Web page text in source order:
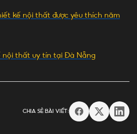
kế nội thất được yêu thích năm
nội thất uy tín tại Đà Nẵng
CHIA SẺ BÀI VIẾT: